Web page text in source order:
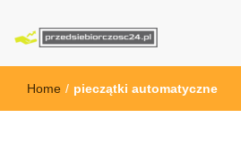
przedsiebiorczosc24.pl
Home / pieczątki automatyczne